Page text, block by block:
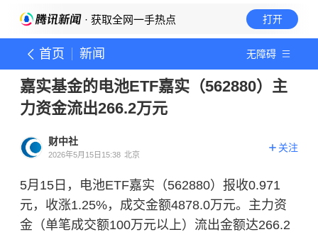
· 获取全网一手热点 打开
首页 新闻 无障碍
嘉实基金的电池ETF嘉实（562880）主
力资金流出266.2万元
财中社
2026年5月15日15:38 北京
关注
5月15日，电池ETF嘉实（562880）报收0.971
元，收涨1.25%，成交金额4878.0万元。主力资
金（单笔成交额100万元以上）流出金额达266.2